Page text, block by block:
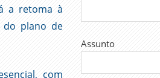
a retoma à
do plano de
com
Assunto